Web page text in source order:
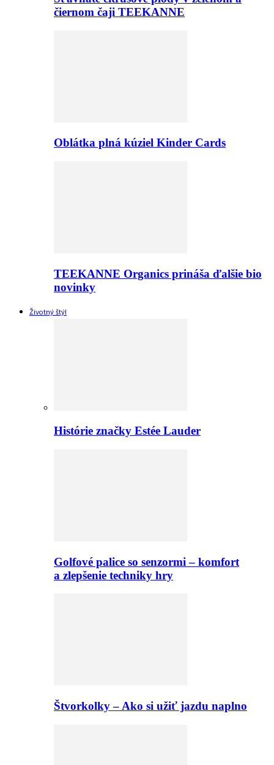
čiernom čaji TEEKANNE
Oblátka plná kúziel Kinder Cards
TEEKANNE Organics prináša ďalšie bio
novinky
Životný štýl
Histórie značky Estée Lauder
Golfové palice so senzormi – komfort
a zlepšenie techniky hry
Štvorkolky – Ako si užiť jazdu naplno